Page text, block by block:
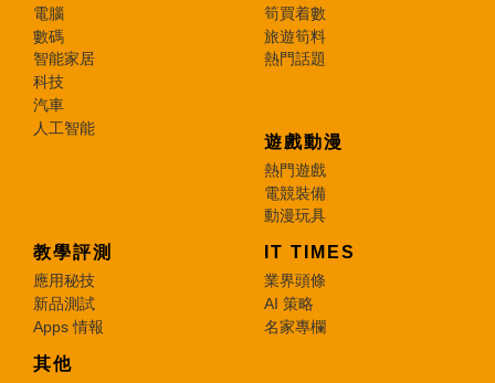
電腦
數碼
智能家居
科技
汽車
人工智能
筍買着數
旅遊筍料
熱門話題
遊戲動漫
熱門遊戲
電競裝備
動漫玩具
教學評測
應用秘技
新品測試
Apps 情報
IT TIMES
業界頭條
AI 策略
名家專欄
其他